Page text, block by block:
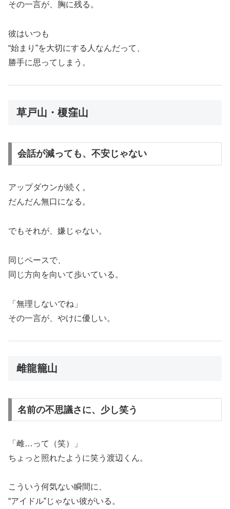
その一言が、胸に残る。
彼はいつも
“始まり”を大切にする人なんだって、
勝手に思ってしまう。
草戸山・榎窪山
会話が減っても、不安じゃない
アップダウンが続く。
だんだん無口になる。
でもそれが、嫌じゃない。
同じペースで、
同じ方向を向いて歩いている。
「無理しないでね」
その一言が、やけに優しい。
雌龍籠山
名前の不思議さに、少し笑う
「雌…って（笑）」
ちょっと照れたように笑う渡辺くん。
こういう何気ない瞬間に、
“アイドル”じゃない彼がいる。